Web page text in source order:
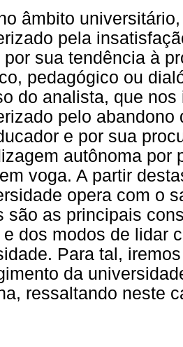
âmbito
pela
por sua tendência à
pedagógico ou
do analista, que
pelo
e por sua
autônoma por
voga. A partir
opera com o
são as principais
e dos modos de lidar
Para tal,
da
ressaltando neste